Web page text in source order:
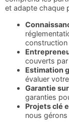
et adapte chaque
construction
couverts par
Estimation
évaluer
Garantie
garanties
Projets clé
nous gérons